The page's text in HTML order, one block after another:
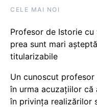
CELE MAI NOI
Profesor de Istorie
prea sunt mari
titularizabile
Un cunoscut
în urma acuzațiilor
în privința realizărilor